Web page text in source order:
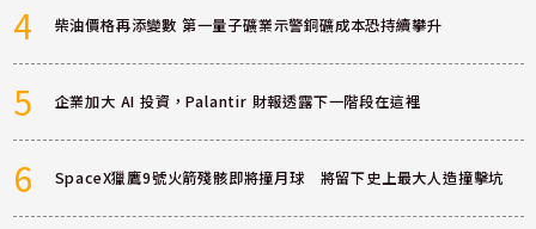
4 柴油價格再添變數 第一量子礦業示警銅礦成本恐持續攀升
5 企業加大 AI 投資，Palantir 財報透露下一階段在這裡
6 SpaceX獵鷹9號火箭殘骸即將撞月球 將留下史上最大人造撞擊坑